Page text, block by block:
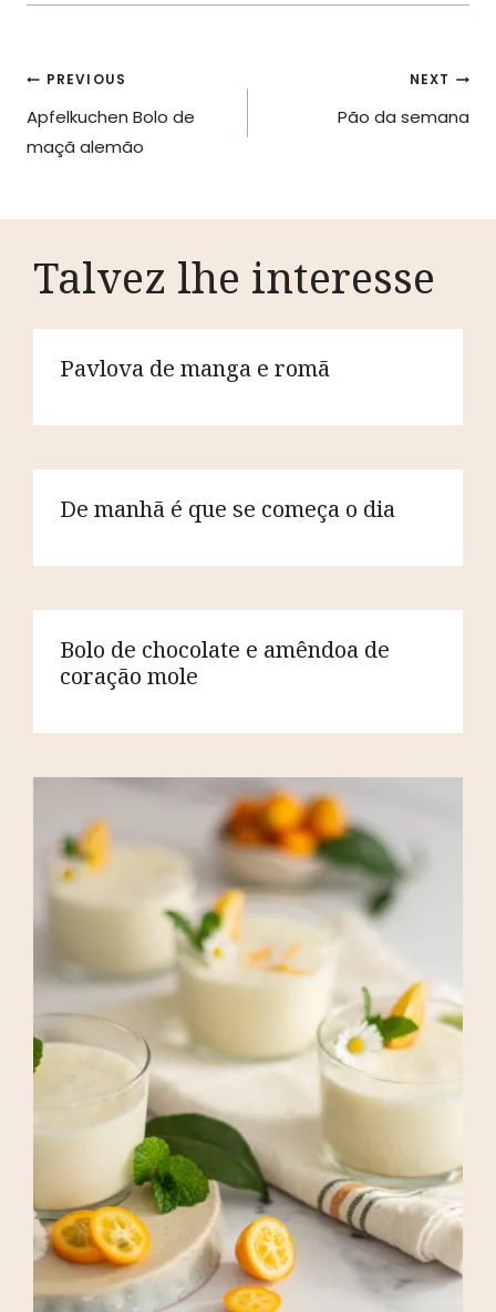
Navegação
de
PREVIOUS
Apfelkuchen Bolo de
maçã alemão
NEXT
Pão da semana
Talvez lhe interesse
Pavlova de manga e romã
De manhã é que se começa o dia
Bolo de chocolate e amêndoa de
coração mole